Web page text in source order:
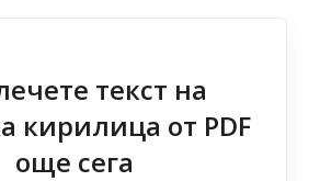
текст на
кирилица от PDF
още сега